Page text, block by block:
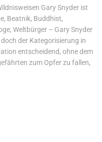
Gary Snyder ist
Beatnik, Buddhist,
Weltbürger – Gary ­Snyder
der Kategorisierung in
entscheidend, ohne dem
zum Opfer zu fallen,